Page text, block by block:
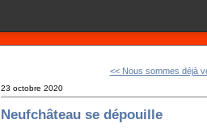
<< Nous sommes déjà
23 octobre 2020
Neufchâteau se dépouille